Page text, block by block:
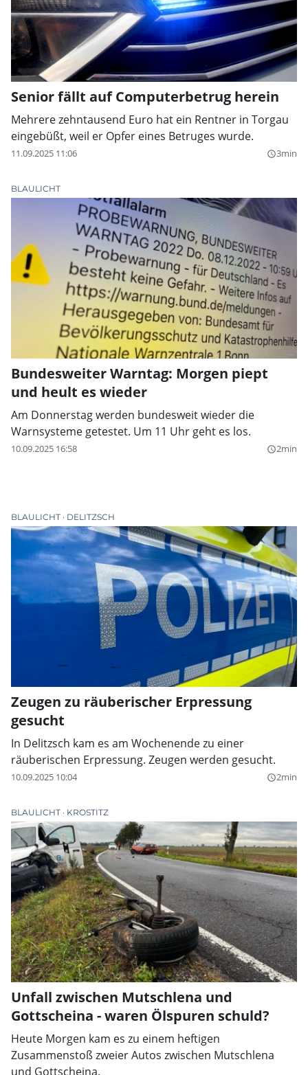
Senior fällt auf Computerbetrug herein
Mehrere zehntausend Euro hat ein Rentner in Torgau
eingebüßt, weil er Opfer eines Betruges wurde.
11.09.2025 11:06 query_builder3min
BLAULICHT
Bundesweiter Warntag: Morgen piept
und heult es wieder
Am Donnerstag werden bundesweit wieder die
Warnsysteme getestet. Um 11 Uhr geht es los.
10.09.2025 16:58 query_builder2min
BLAULICHT DELITZSCH
Zeugen zu räuberischer Erpressung
gesucht
In Delitzsch kam es am Wochenende zu einer
räuberischen Erpressung. Zeugen werden gesucht.
10.09.2025 10:04 query_builder2min
BLAULICHT KROSTITZ
Unfall zwischen Mutschlena und
Gottscheina - waren Ölspuren schuld?
Heute Morgen kam es zu einem heftigen
Zusammenstoß zweier Autos zwischen Mutschlena
und Gottscheina.